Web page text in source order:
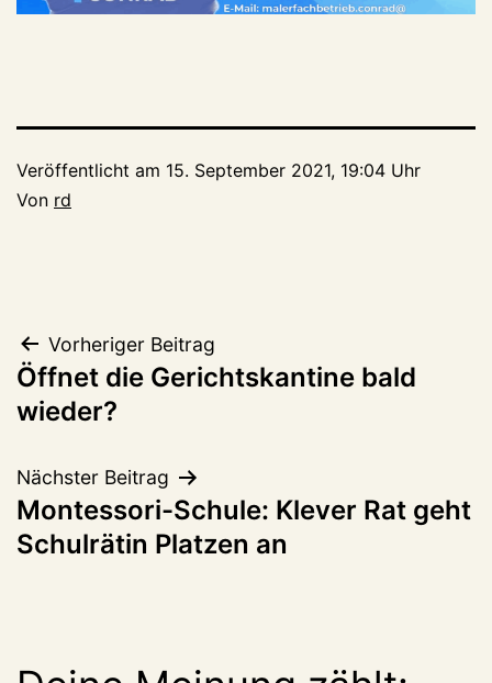
Veröffentlicht am 15. September 2021, 19:04 Uhr
Von rd
Beitragsnavigation
Vorheriger Beitrag
Öffnet die Gerichtskantine bald
wieder?
Nächster Beitrag
Montessori-Schule: Klever Rat geht
Schulrätin Platzen an